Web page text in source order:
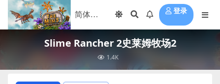
登录
Slime Rancher 2史莱姆牧场2
1.4K